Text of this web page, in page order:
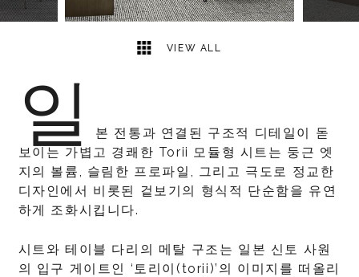
VIEW ALL
일
본 전통과 연결된 구조적 디테일이 돋
보이는 가볍고 경쾌한 Torii 모듈형 시트는 둥근 엣
지의 볼륨, 슬림한 프로파일, 그리고 극도로 정교한
디자인에서 비롯된 겉보기의 형식적 단순함을 유연
하게 조화시킵니다.
시트와 테이블 다리의 메탈 구조는 일본 신토 사원
의 입구 게이트인 ‘토리이(torii)’의 이미지를 떠올리